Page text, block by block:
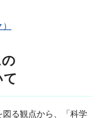
て
る観点から、「科学